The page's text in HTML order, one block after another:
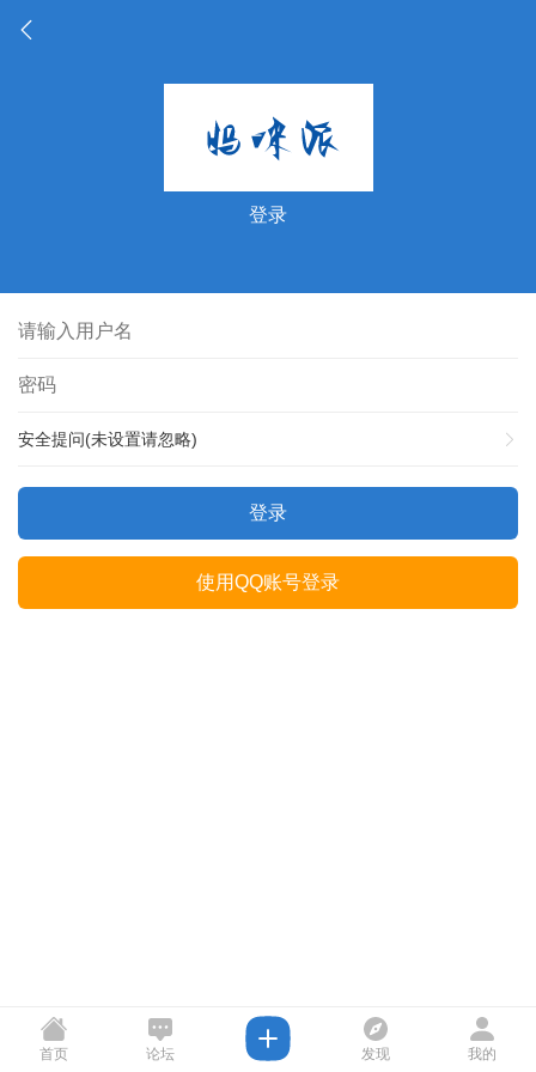
登录
安全提问(未设置请忽略)
登录
使用QQ账号登录
首页 论坛 发现 我的